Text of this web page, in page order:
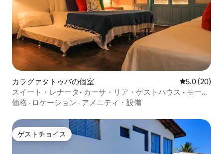
カラグァタトゥバの個室 レビュー20
5.0 (20)
スイート・レナータ• カーサ・リア・ゲストハウス • モーニ
ングコーヒー
価格 · ロケーション · アメニティ・設備
ゲストチョイス
ゲストチョイス